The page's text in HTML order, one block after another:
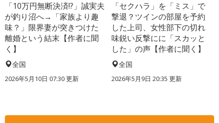
「10万円無断決済!?」誠実夫
が釣り沼へ→「家族より趣
味？」限界妻が突きつけた
離婚という結末【作者に聞
く】
全国
2026年5月10日 07:30 更新
「セクハラ」を「ミス」で
撃退？ツインの部屋を予約
した上司、女性部下の切れ
味鋭い反撃にに「スカッと
した」の声【作者に聞く】
全国
2026年5月9日 20:35 更新